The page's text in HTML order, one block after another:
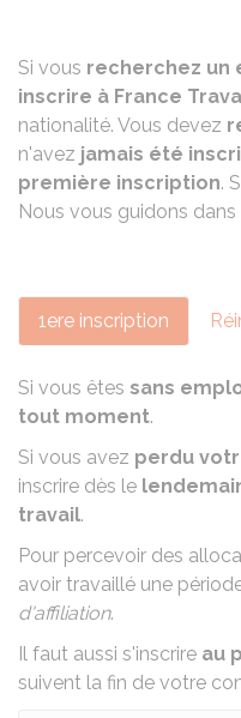
Si vous recherchez un
inscrire à France
nationalité. Vous devez
n'avez jamais été
première inscription.
Nous vous guidons
1ere inscription
Si vous êtes sans
tout moment.
Si vous avez perdu
inscrire dès le
travail.
Pour percevoir des
avoir travaillé une
d'affiliation.
Il faut aussi s'inscrire au
suivent la fin de votre